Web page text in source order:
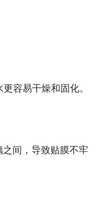
容易干燥和固化。
间，导致贴膜不牢